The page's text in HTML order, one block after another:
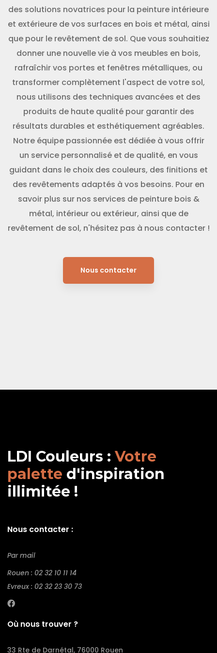
des solutions novatrices pour la peinture intérieure
et extérieure de vos surfaces en bois et métal, ainsi
que pour le revêtement de sol. Que vous souhaitiez
donner une nouvelle vie à vos meubles en bois,
rafraîchir vos portes et fenêtres métalliques, ou
transformer complètement l'aspect de votre sol,
nous utilisons des techniques avancées et des
produits de haute qualité pour garantir des
résultats durables et esthétiquement agréables.
Notre équipe passionnée est dédiée à vous offrir
un service personnalisé et de qualité, en vous
guidant dans le choix des couleurs, des finitions et
des revêtements adaptés à vos besoins. Pour en
savoir plus sur nos services de peinture bois &
métal, intérieur ou extérieur, ainsi que de
revêtement de sol, n'hésitez pas à nous contacter !
Nous contacter
LDI Couleurs : Votre
palette d'inspiration
illimitée !
Nous contacter :
Par mail
Rouen : 02 32 10 11 14
Evreux : 02 32 23 30 73
Où nous trouver ?
33 Rte de Darnétal, 76000 Rouen